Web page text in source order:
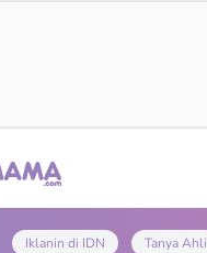
Iklanin di IDN Tanya Ahli